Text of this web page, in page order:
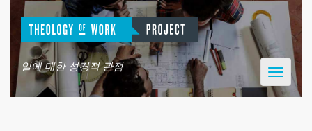
일에 대한 성경적 관점
Toggle